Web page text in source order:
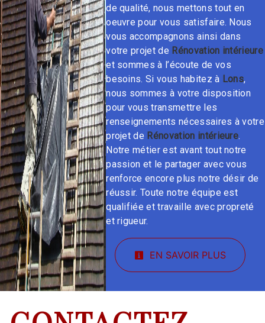
de qualité, nous mettons tout en
oeuvre pour vous satisfaire. Nous
vous accompagnons ainsi dans
votre projet de Rénovation intérieure
et sommes à l’écoute de vos
besoins. Si vous habitez à Lons,
nous sommes à votre disposition
pour vous transmettre les
renseignements nécessaires à votre
projet de Rénovation intérieure.
Notre métier est avant tout notre
passion et le partager avec vous
renforce encore plus notre désir de
réussir. Toute notre équipe est
qualifiée et travaille avec propreté
et rigueur.
EN SAVOIR PLUS